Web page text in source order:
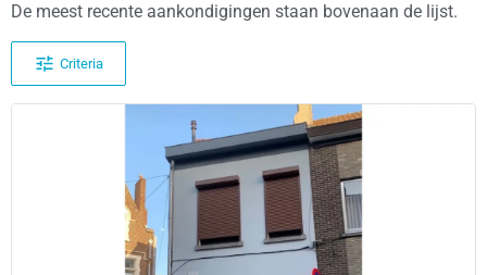
De meest recente aankondigingen staan bovenaan de lijst.
Criteria